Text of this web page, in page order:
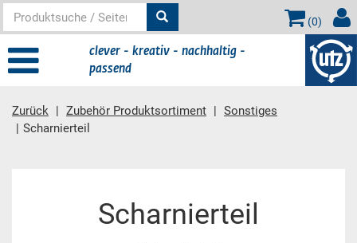
(0)
clever - kreativ - nachhaltig -
passend
Zurück Zubehör Produktsortiment
Sonstiges
Scharnierteil
Scharnierteil